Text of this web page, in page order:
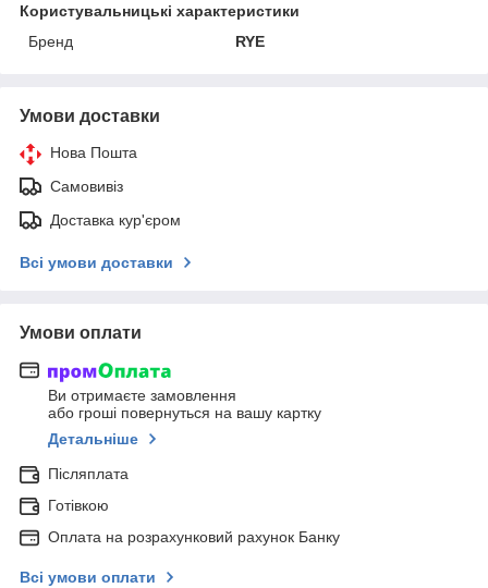
Користувальницькі характеристики
Бренд
RYE
Умови доставки
Нова Пошта
Самовивіз
Доставка кур'єром
Всі умови доставки
Умови оплати
Ви отримаєте замовлення
або гроші повернуться на вашу картку
Детальніше
Післяплата
Готівкою
Оплата на розрахунковий рахунок Банку
Всі умови оплати